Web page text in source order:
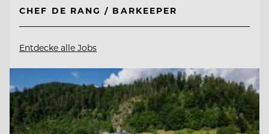
CHEF DE RANG / BARKEEPER
Entdecke alle Jobs